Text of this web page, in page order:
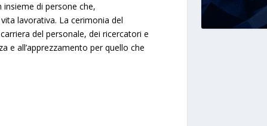
di persone che,
lavorativa. La cerimonia del
del personale, dei ricercatori e
e all’apprezzamento per quello che